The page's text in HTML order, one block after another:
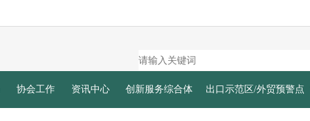
协会工作 资讯中心 创新服务综合体 出口示范区/外贸预警点